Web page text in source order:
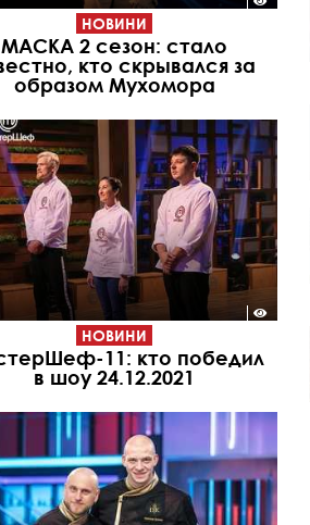
НОВИНИ
МАСКА 2 сезон: стало
кто скрывался за
образом Мухомора
НОВИНИ
11: кто победил
в шоу 24.12.2021